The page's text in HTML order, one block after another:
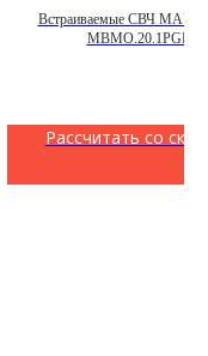
Встраиваемые СВЧ
MBMO.20.1PGB
Рассчитать со